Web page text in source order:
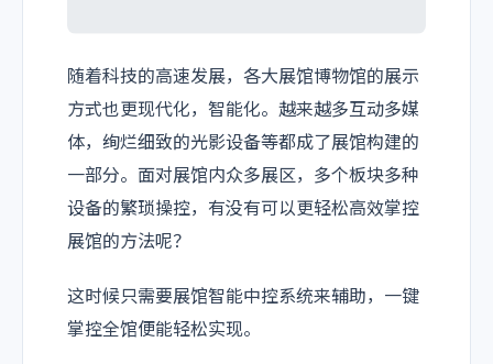
随着科技的高速发展，各大展馆博物馆的展示
方式也更现代化，智能化。越来越多互动多媒
体，绚烂细致的光影设备等都成了展馆构建的
一部分。面对展馆内众多展区，多个板块多种
设备的繁琐操控，有没有可以更轻松高效掌控
展馆的方法呢？
这时候只需要展馆智能中控系统来辅助，一键
掌控全馆便能轻松实现。